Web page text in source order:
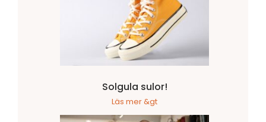
Solgula sulor!
Läs mer &gt